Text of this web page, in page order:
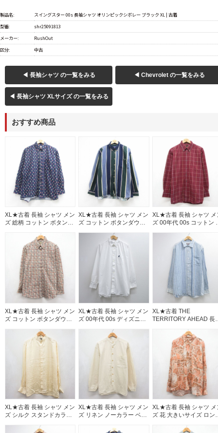
製品名:
スイングスター 00s 長袖シャツ オリンピックシボレー ブラック XL | 古着
型番:
shr25091813
メーカー:
RushOut
区分:
中古
◀ 長袖シャツ の一覧をみる ◀ Chevrolet の一覧をみる
◀ 長袖シャツ XLサイズ の一覧をみる
おすすめ商品
XL★古着 長袖 シャツ メン
ズ 総柄 コットン ボタンダ
XL★古着 長袖 シャツ メン
ズ コットン ボタンダウン
XL★古着 長袖 シャツ メ
ズ 00年代 00s コットン
XL★古着 長袖 シャツ メン
ズ コットン ボタンダウン
XL★古着 長袖 シャツ メン
ズ 00年代 00s ディズニー
ング丈 コットン ボタンダ
ウン ホワイト 26aug07
XL★古着 THE
TERRITORY AHEAD 長
大きいサイズ ロング丈リ
ネン ホワイト ストライ
【spe】 26aug07
XL★古着 長袖 シャツ メン
ズ シルク スタンドカラー
XL★古着 長袖 シャツ メン
ズ リネン ノーカラー ベー
XL★古着 長袖 シャツ メ
ズ 花 大きいサイズ ロン